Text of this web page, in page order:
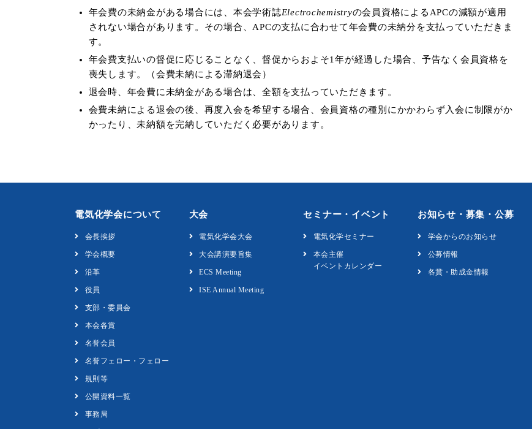
年会費の未納金がある場合には、本会学術誌Electrochemistryの会員資格によるAPCの減額が適用
されない場合があります。その場合、APCの支払に合わせて年会費の未納分を支払っていただきま
す。
年会費支払いの督促に応じることなく、督促からおよそ1年が経過した場合、予告なく会員資格を
喪失します。（会費未納による滞納退会）
退会時、年会費に未納金がある場合は、全額を支払っていただきます。
会費未納による退会の後、再度入会を希望する場合、会員資格の種別にかかわらず入会に制限がか
かったり、未納額を完納していただく必要があります。
電気化学会について
会長挨拶
学会概要
沿革
役員
支部・委員会
本会各賞
名誉会員
名誉フェロー・フェロー
規則等
公開資料一覧
事務局
大会
電気化学会大会
大会講演要旨集
ECS Meeting
ISE Annual Meeting
セミナー・イベント
電気化学セミナー
本会主催
イベントカレンダー
お知らせ・募集・公募
学会からのお知らせ
公募情報
各賞・助成金情報